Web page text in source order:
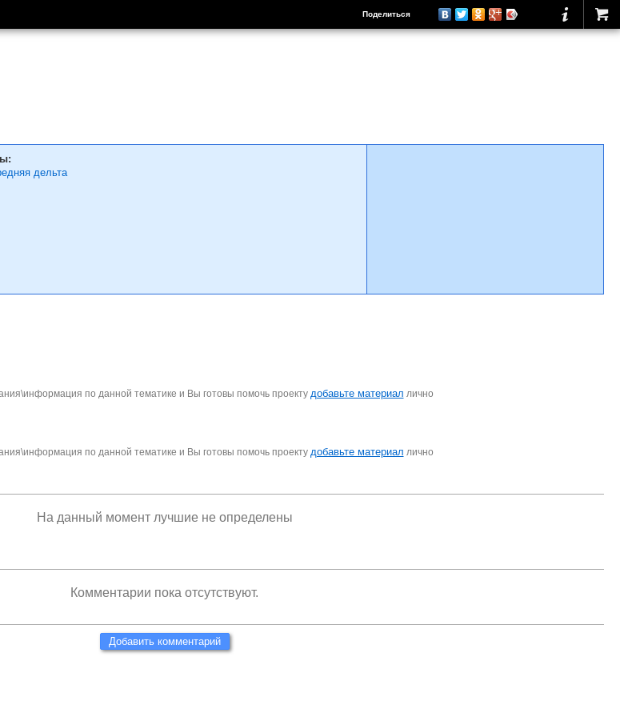
Поделиться
дельта
по данной тематике и Вы готовы помочь проекту добавьте материал лично
по данной тематике и Вы готовы помочь проекту добавьте материал лично
На данный момент лучшие не определены
Комментарии пока отсутствуют.
Добавить комментарий